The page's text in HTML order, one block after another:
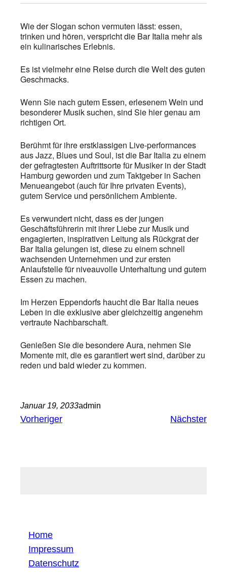
Wie der Slogan schon vermuten lässt: essen,
trinken und hören, verspricht die Bar Italia mehr als
ein kulinarisches Erlebnis.
Es ist vielmehr eine Reise durch die Welt des guten
Geschmacks.
Wenn Sie nach gutem Essen, erlesenem Wein und
besonderer Musik suchen, sind Sie hier genau am
richtigen Ort.
Berühmt für ihre erstklassigen Live-performances
aus Jazz, Blues und Soul, ist die Bar Italia zu einem
der gefragtesten Auftrittsorte für Musiker in der Stadt
Hamburg geworden und zum Taktgeber in Sachen
Menueangebot (auch für Ihre privaten Events),
gutem Service und persönlichem Ambiente.
Es verwundert nicht, dass es der jungen
Geschäftsführerin mit ihrer Liebe zur Musik und
engagierten, inspirativen Leitung als Rückgrat der
Bar Italia gelungen ist, diese zu einem schnell
wachsenden Unternehmen und zur ersten
Anlaufstelle für niveauvolle Unterhaltung und gutem
Essen zu machen.
Im Herzen Eppendorfs haucht die Bar Italia neues
Leben in die exklusive aber gleichzeitig angenehm
vertraute Nachbarschaft.
Genießen Sie die besondere Aura, nehmen Sie
Momente mit, die es garantiert wert sind, darüber zu
reden und bald wieder zu kommen.
Januar 19, 2033admin
Vorheriger Nächster
Home
Impressum
Datenschutz